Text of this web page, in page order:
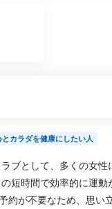
とカラダを健康にしたい人
ブとして、多くの女性
短時間で効率的に運
約が不要なため、思